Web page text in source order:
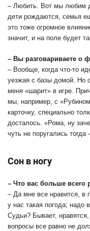
– Любить. Вот мы любим
дети рождаются, семья
это тоже огромное
значит, и на поле будет
– Вы разговариваете о
– Вообще, когда что-то
уезжая с базы домой. Но
меня «шарит» в игре.
мы, например, с
карточку, специально
досталось. «Рома, ну
чуть не поругались тогда
Сон в ногу
– Что вас больше всего
– Да мне все нравится,
у нас такая погода; надо
Судьи? Бывает,
вопросы все равно не